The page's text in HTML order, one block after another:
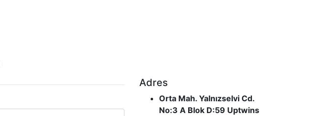
Adres
Orta Mah. Yalnızselvi Cd.
No:3 A Blok D:59 Uptwins